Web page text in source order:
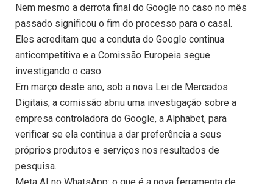
Nem mesmo a derrota final do Google no caso no mês
passado significou o fim do processo para o casal.
Eles acreditam que a conduta do Google continua
anticompetitiva e a Comissão Europeia segue
investigando o caso.
Em março deste ano, sob a nova Lei de Mercados
Digitais, a comissão abriu uma investigação sobre a
empresa controladora do Google, a Alphabet, para
verificar se ela continua a dar preferência a seus
próprios produtos e serviços nos resultados de
pesquisa.